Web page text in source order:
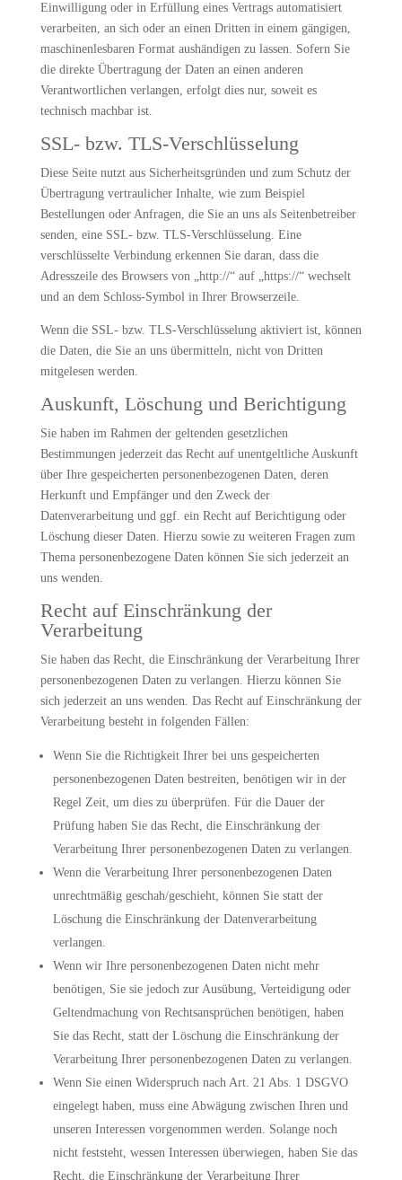
Einwilligung oder in Erfüllung eines Vertrags automatisiert
verarbeiten, an sich oder an einen Dritten in einem gängigen,
maschinenlesbaren Format aushändigen zu lassen. Sofern Sie
die direkte Übertragung der Daten an einen anderen
Verantwortlichen verlangen, erfolgt dies nur, soweit es
technisch machbar ist.
SSL- bzw. TLS-Verschlüsselung
Diese Seite nutzt aus Sicherheitsgründen und zum Schutz der
Übertragung vertraulicher Inhalte, wie zum Beispiel
Bestellungen oder Anfragen, die Sie an uns als Seitenbetreiber
senden, eine SSL- bzw. TLS-Verschlüsselung. Eine
verschlüsselte Verbindung erkennen Sie daran, dass die
Adresszeile des Browsers von „http://“ auf „https://“ wechselt
und an dem Schloss-Symbol in Ihrer Browserzeile.
Wenn die SSL- bzw. TLS-Verschlüsselung aktiviert ist, können
die Daten, die Sie an uns übermitteln, nicht von Dritten
mitgelesen werden.
Auskunft, Löschung und Berichtigung
Sie haben im Rahmen der geltenden gesetzlichen
Bestimmungen jederzeit das Recht auf unentgeltliche Auskunft
über Ihre gespeicherten personenbezogenen Daten, deren
Herkunft und Empfänger und den Zweck der
Datenverarbeitung und ggf. ein Recht auf Berichtigung oder
Löschung dieser Daten. Hierzu sowie zu weiteren Fragen zum
Thema personenbezogene Daten können Sie sich jederzeit an
uns wenden.
Recht auf Einschränkung der
Verarbeitung
Sie haben das Recht, die Einschränkung der Verarbeitung Ihrer
personenbezogenen Daten zu verlangen. Hierzu können Sie
sich jederzeit an uns wenden. Das Recht auf Einschränkung der
Verarbeitung besteht in folgenden Fällen:
Wenn Sie die Richtigkeit Ihrer bei uns gespeicherten
personenbezogenen Daten bestreiten, benötigen wir in der
Regel Zeit, um dies zu überprüfen. Für die Dauer der
Prüfung haben Sie das Recht, die Einschränkung der
Verarbeitung Ihrer personenbezogenen Daten zu verlangen.
Wenn die Verarbeitung Ihrer personenbezogenen Daten
unrechtmäßig geschah/geschieht, können Sie statt der
Löschung die Einschränkung der Datenverarbeitung
verlangen.
Wenn wir Ihre personenbezogenen Daten nicht mehr
benötigen, Sie sie jedoch zur Ausübung, Verteidigung oder
Geltendmachung von Rechtsansprüchen benötigen, haben
Sie das Recht, statt der Löschung die Einschränkung der
Verarbeitung Ihrer personenbezogenen Daten zu verlangen.
Wenn Sie einen Widerspruch nach Art. 21 Abs. 1 DSGVO
eingelegt haben, muss eine Abwägung zwischen Ihren und
unseren Interessen vorgenommen werden. Solange noch
nicht feststeht, wessen Interessen überwiegen, haben Sie das
Recht, die Einschränkung der Verarbeitung Ihrer